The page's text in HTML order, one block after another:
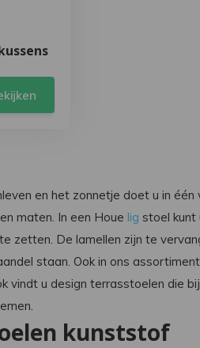
en het zonnetje doet u in
maten. In een Houe lig stoel kunt
zetten. De lamellen zijn te
staan. Ook in ons
vindt u design terrasstoelen die
kunststof